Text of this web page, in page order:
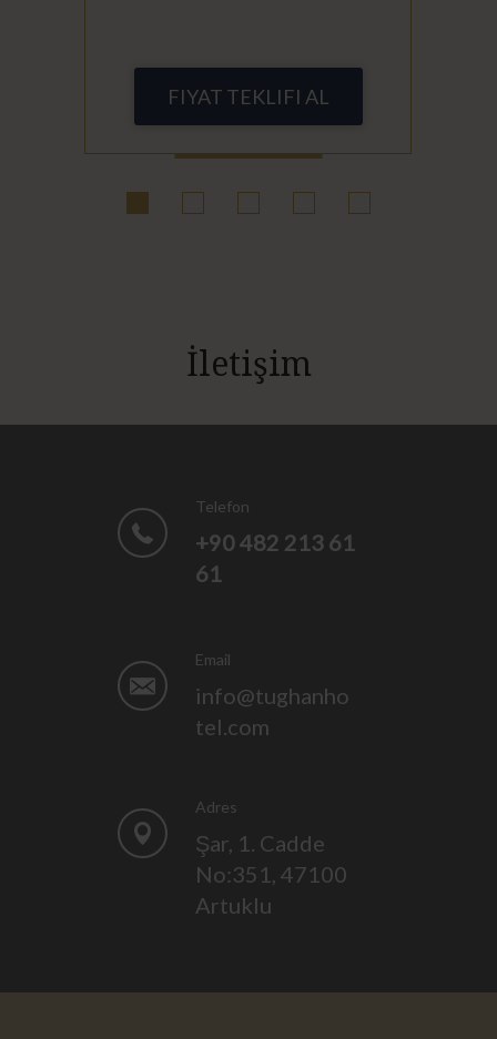
FIYAT TEKLIFI AL
İletişim
Telefon
+90 482 213 61
61
Email
info@tughanho
tel.com
Adres
Şar, 1. Cadde
No:351, 47100
Artuklu